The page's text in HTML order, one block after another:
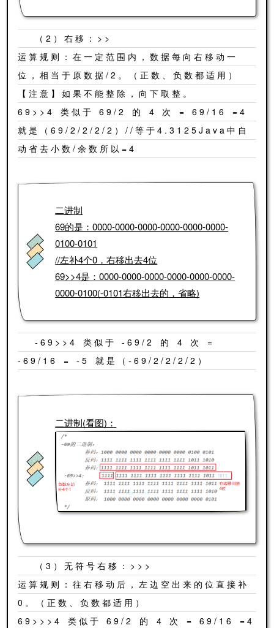
（2）右移：>>
运算规则：在一定范围内，数据每向右移动一
位，相当于原数据/2。（正数、负数都适用）
【注意】如果不能整除，向下取整。
69>>4 类似于 69/2 的 4 次 = 69/16 =4
就是（69/2/2/2/2）//等于4.3125Java中自
动省去小数/余数所以=4
二进制
69的是：0000-0000-0000-0000-0000-0000-
0100-0101
//左补4个0，右移出去4位
69>>4是：0000-0000-0000-0000-0000-0000-
0000-0100(-0101右移出去的，省略)
-69>>4 类似于 -69/2 的 4 次 =
-69/16 = -5 就是（-69/2/2/2/2）
二进制(看图)：
（3）无符号右移：>>>
运算规则：往右移动后，左边空出来的位直接补
0。（正数、负数都适用）
69>>>4 类似于 69/2 的 4 次 = 69/16 =4